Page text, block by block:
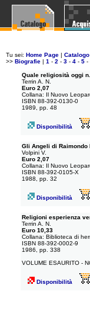
Tu sei: Home Page | Catalogo
>> Biografie | 1 - 2 - 3 - 4 - 5 -
Quale religiosità oggi
Terrin A. N.
Euro 2,07
Collana: Il Nuovo
ISBN 88-392-0130-0
1989, pp. 48
Disponibilità
Gli Angeli di Raimondo
Volpini V.
Euro 2,07
Collana: Il Nuovo
ISBN 88-392-0105-X
1988, pp. 32
Disponibilità
Religioni esperienza
Terrin A. N.
Euro 10,33
Collana: Biblioteca di
ISBN 88-392-0002-9
1986, pp. 338
VOLUME ESAURITO -
Disponibilità